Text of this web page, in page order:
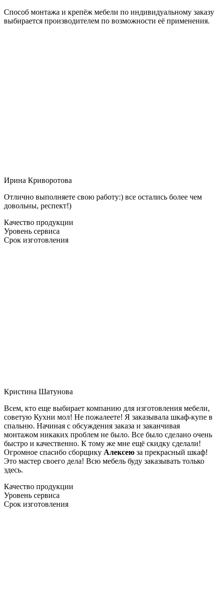
Способ монтажа и крепёж мебели по индивидуальному заказу
выбирается производителем по возможности её применения.
Ирина Криворотова
Отлично выполняете свою работу:) все остались более чем
довольны, респект!)
Качество продукции
Уровень сервиса
Срок изготовления
Кристина Шатунова
Всем, кто еще выбирает компанию для изготовления мебели,
советую Кухни мол! Не пожалеете! Я заказывала шкаф-купе в
спальню. Начиная с обсуждения заказа и заканчивая
монтажом никаких проблем не было. Все было сделано очень
быстро и качественно. К тому же мне ещё скидку сделали!
Огромное спасибо сборщику Алексею за прекрасный шкаф!
Это мастер своего дела! Всю мебель буду заказывать только
здесь.
Качество продукции
Уровень сервиса
Срок изготовления